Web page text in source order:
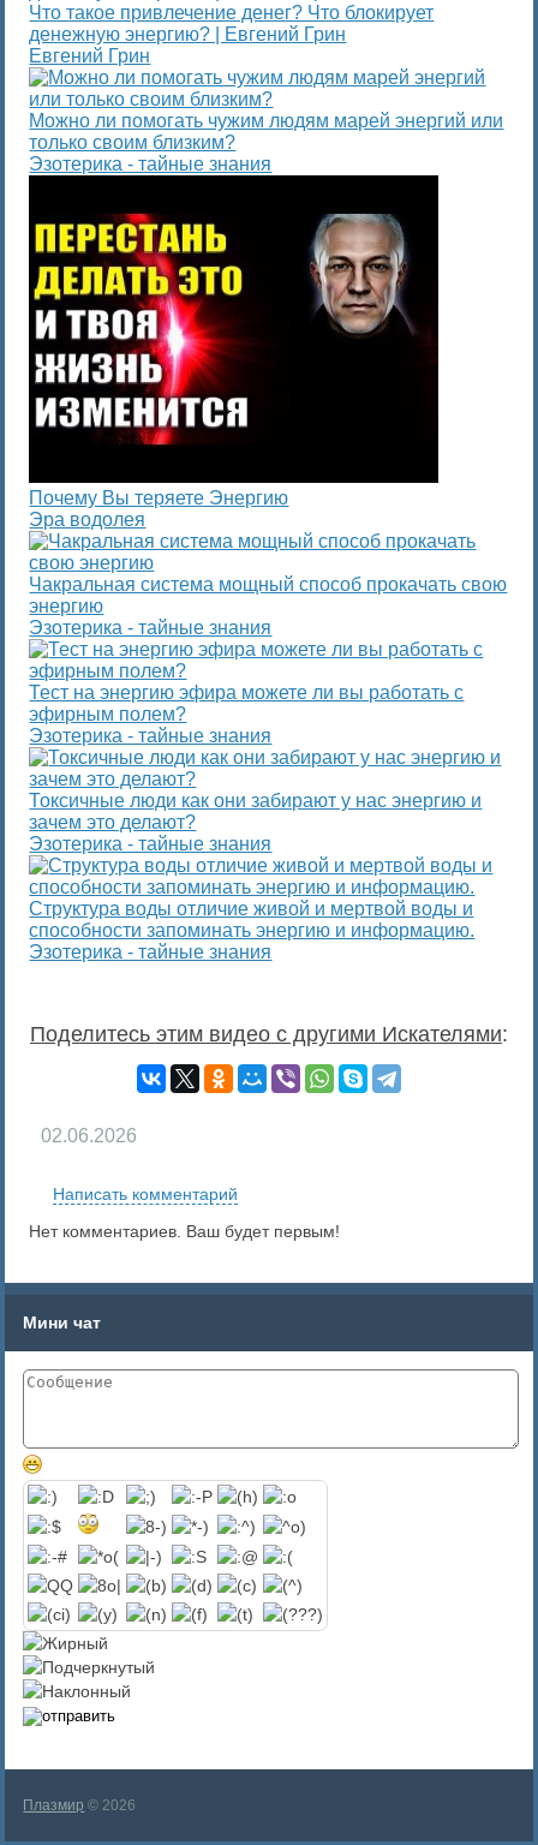
Что такое привлечение денег? Что блокирует
денежную энергию? | Евгений Грин
Евгений Грин
Можно ли помогать чужим людям марей энергий или
только своим близким?
Эзотерика - тайные знания
Почему Вы теряете Энергию
Эра водолея
Чакральная система мощный способ прокачать свою
энергию
Эзотерика - тайные знания
Тест на энергию эфира можете ли вы работать с
эфирным полем?
Эзотерика - тайные знания
Токсичные люди как они забирают у нас энергию и
зачем это делают?
Эзотерика - тайные знания
Структура воды отличие живой и мертвой воды и
способности запоминать энергию и информацию.
Эзотерика - тайные знания
Поделитесь этим видео с другими Искателями:
02.06.2026
Написать комментарий
Нет комментариев. Ваш будет первым!
Мини чат
Плазмир © 2026